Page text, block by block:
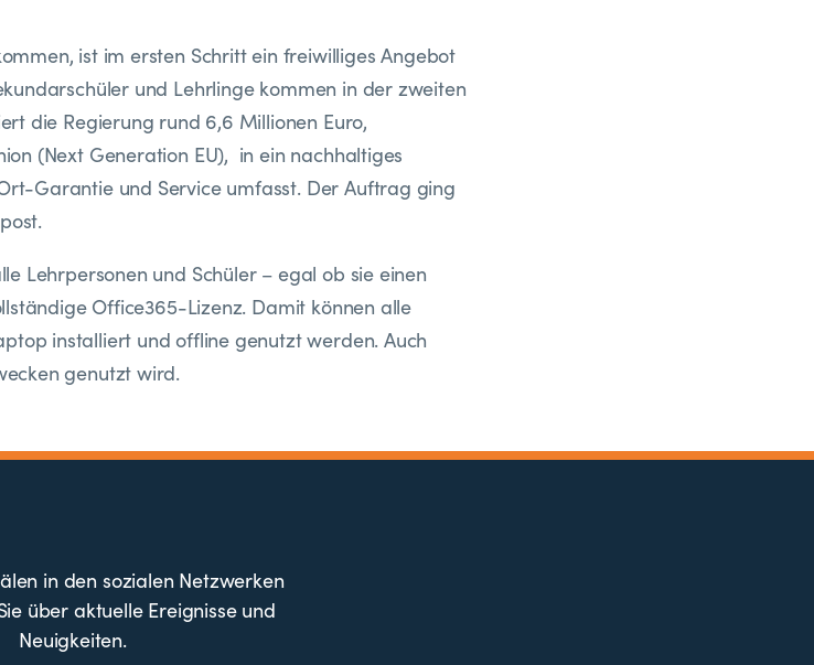
ist im ersten Schritt ein freiwilliges Angebot
und Lehrlinge kommen in der zweiten
die Regierung rund 6,6 Millionen Euro,
(Next Generation EU), in ein nachhaltiges
Garantie und Service umfasst. Der Auftrag ging
Lehrpersonen und Schüler – egal ob sie einen
Office365-Lizenz. Damit können alle
installiert und offline genutzt werden. Auch
genutzt wird.
in den sozialen Netzwerken
über aktuelle Ereignisse und
Neuigkeiten.